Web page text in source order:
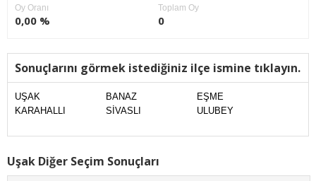
Oy Oranı
0,00 %
Toplam Oy
0
Sonuçlarını görmek istediğiniz ilçe ismine tıklayın.
UŞAK BANAZ
EŞME
KARAHALLI
SİVASLI ULUBEY
Uşak Diğer Seçim Sonuçları